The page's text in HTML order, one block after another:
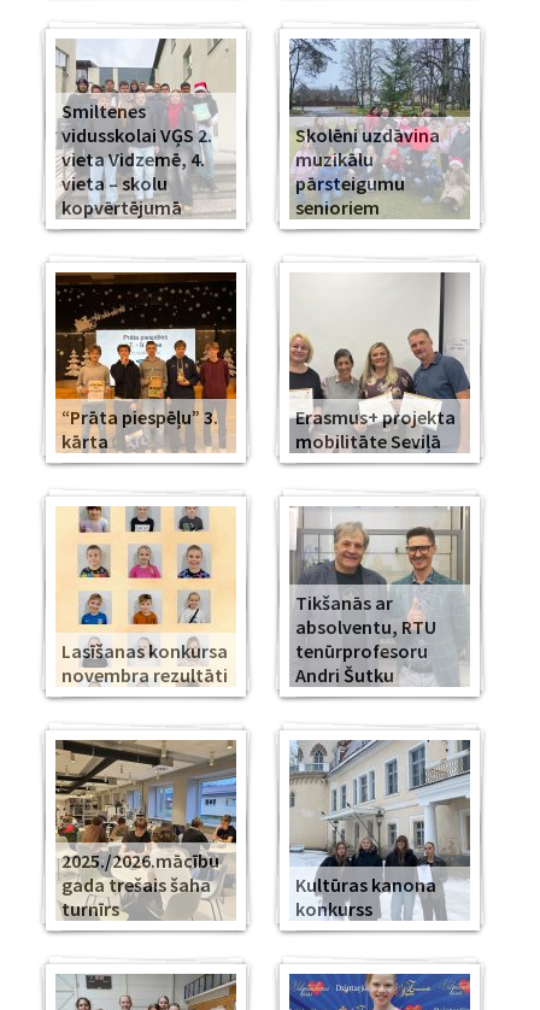
Smiltenes
vidusskolai VĢS 2.
vieta Vidzemē, 4.
vieta – skolu
kopvērtējumā
Skolēni uzdāvina
muzikālu
pārsteigumu
senioriem
“Prāta piespēļu” 3.
kārta
Erasmus+ projekta
mobilitāte Seviļā
Lasīšanas konkursa
novembra rezultāti
Tikšanās ar
absolventu, RTU
tenūrprofesoru
Andri Šutku
2025./2026.mācību
gada trešais šaha
turnīrs
Kultūras kanona
konkurss